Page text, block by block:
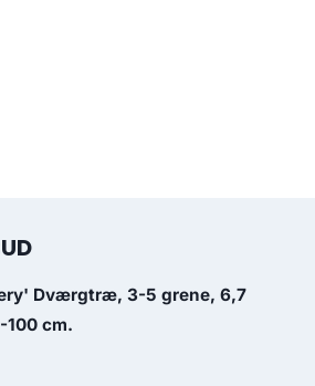
Dværgtræ, 3-5 grene, 6,7
cm.